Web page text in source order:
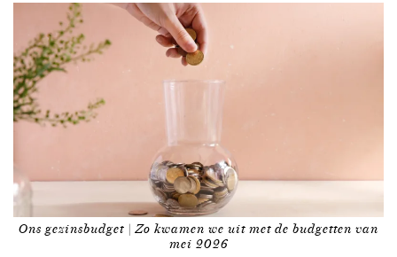
Ons gezinsbudget | Zo kwamen we uit met de budgetten van
mei 2026